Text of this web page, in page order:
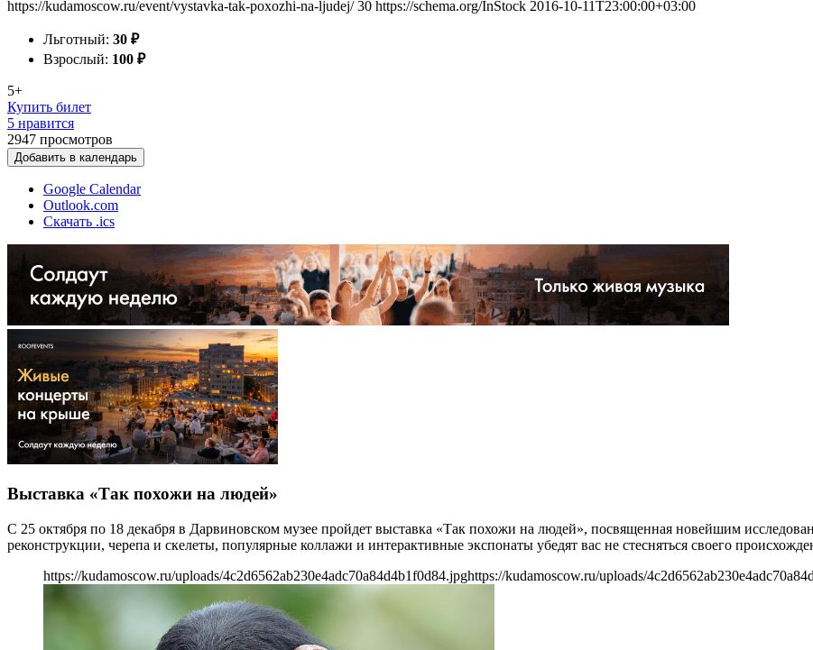
https://kudamoscow.ru/event/vystavka-tak-poxozhi-na-ljudej/ 30 https://schema.org/InStock 2016-10-11T23:00:00+03:00
Льготный: 30 ₽
Взрослый: 100 ₽
5+
Купить билет
5 нравится
2947 просмотров
Добавить в календарь
Google Calendar
Outlook.com
Скачать .ics
Выставка «Так похожи на людей»
С 25 октября по 18 декабря в Дарвиновском музее пройдет выставка «Так похожи на людей», посвященная новейшим
реконструкции, черепа и скелеты, популярные коллажи и интерактивные экспонаты убедят вас не стесняться своего
https://kudamoscow.ru/uploads/4c2d6562ab230e4adc70a84d4b1f0d84.jpghttps://kudamoscow.ru/uploads/